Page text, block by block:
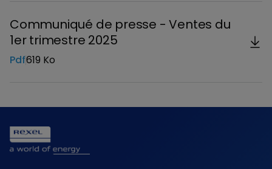
Communiqué de presse - Ventes du
1er trimestre 2025
Pdf619 Ko